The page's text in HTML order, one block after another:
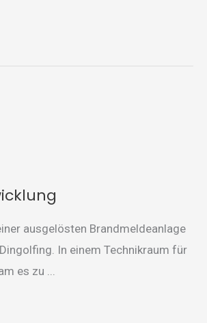
ausgelösten Brandmeldeanlage
In einem Technikraum für
es zu ...